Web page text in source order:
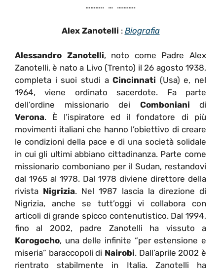
……….. … ………..
Alex Zanotelli : Biografia
Alessandro Zanotelli, noto come Padre Alex
Zanotelli, è nato a Livo (Trento) il 26 agosto 1938,
completa i suoi studi aCincinnati (Usa) e, nel
1964, viene ordinato sacerdote. Fa parte
dell’ordine missionario dei Comboniani di
Verona. È l’ispiratore ed il fondatore di più
movimenti italiani che hanno l’obiettivo di creare
le condizioni della pace e di una società solidale
in cui gli ultimi abbiano cittadinanza. Parte come
missionario comboniano per il Sudan, restandovi
dal 1965 al 1978. Dal 1978 diviene direttore della
rivista Nigrizia. Nel 1987 lascia la direzione di
Nigrizia, anche se tutt’oggi vi collabora con
articoli di grande spicco contenutistico. Dal 1994,
fino al 2002, padre Zanotelli ha vissuto a
Korogocho, una delle infinite “per estensione e
miseria” baraccopoli di Nairobi. Dall’aprile 2002 è
rientrato stabilmente in Italia. Zanotelli ha